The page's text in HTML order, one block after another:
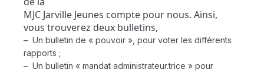
MJC Jarville Jeunes compte pour nous. Ainsi,
vous trouverez deux bulletins,
– Un bulletin de « pouvoir », pour voter les différents
rapports ;
– Un bulletin « mandat administrateur.trice » pour